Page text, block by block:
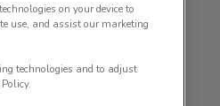
on your device to
use, and assist our marketing
technologies and to adjust